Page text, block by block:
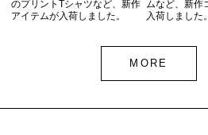
のプリントTシャツなど、新作
アイテムが入荷しました。
ムなど、新作
入荷しました。
MORE